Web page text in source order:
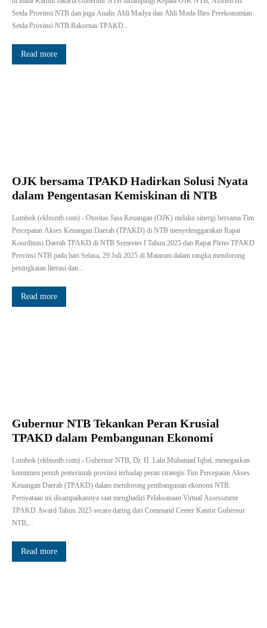
Setda Provinsi NTB dan juga Analis Ahli Madya dan Ahli Muda Biro Perekonomian
Setda Provinsi NTB.Rakornas TPAKD...
Read more
OJK bersama TPAKD Hadirkan Solusi Nyata
dalam Pengentasan Kemiskinan di NTB
Lombok (ekbisntb.com) - Otoritas Jasa Keuangan (OJK) melalui sinergi bersama Tim
Percepatan Akses Keuangan Daerah (TPAKD) di NTB menyelenggarakan Rapat
Koordinasi Daerah TPAKD di NTB Semester I Tahun 2025 dan Rapat Pleno TPAKD
Provinsi NTB pada hari Selasa, 29 Juli 2025 di Mataram dalam rangka mendorong
peningkatan literasi dan...
Read more
Gubernur NTB Tekankan Peran Krusial
TPAKD dalam Pembangunan Ekonomi
Lombok (ekbisntb.com) - Gubernur NTB, Dr. H. Lalu Muhamad Iqbal, menegaskan
komitmen penuh pemerintah provinsi terhadap peran strategis Tim Percepatan Akses
Keuangan Daerah (TPAKD) dalam mendorong pembangunan ekonomi NTB.
Pernyataan ini disampaikannya saat menghadiri Pelaksanaan Virtual Assessment
TPAKD Award Tahun 2025 secara daring dari Command Center Kantor Gubernur
NTB,...
Read more